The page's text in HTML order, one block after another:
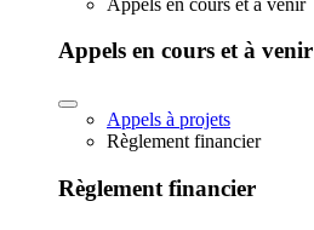
Appels en cours et à venir
Appels à projets
Règlement financier
Règlement financier